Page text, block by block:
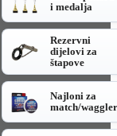
i medalja
Rezervni
dijelovi za
štapove
Najloni za
match/waggler